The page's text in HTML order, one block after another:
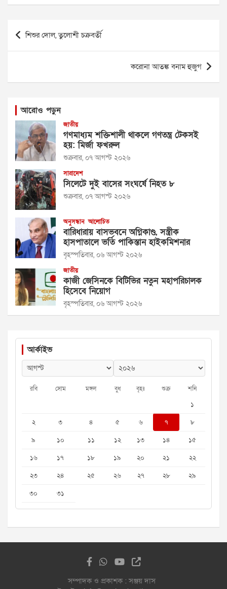
Post
navigation
শিশুর দোল, তুলোশী চক্রবর্তী
করোনা আতঙ্ক বনাম হুজুগ
আরোও পড়ুন
জাতীয়
গণমাধ্যম শক্তিশালী থাকলে গণতন্ত্র টেকসই
হয়: মির্জা ফখরুল
শুক্রবার, ০৭ আগস্ট ২০২৬
সারাদেশ
সিলেটে দুই বাসের সংঘর্ষে নিহত ৮
শুক্রবার, ০৭ আগস্ট ২০২৬
অনুসন্ধান আলোচিত
বারিধারায় বাসভবনে অগ্নিকাণ্ড, সস্ত্রীক
হাসপাতালে ভর্তি পাকিস্তান হাইকমিশনার
বৃহস্পতিবার, ০৬ আগস্ট ২০২৬
জাতীয়
কাজী জেসিনকে বিটিভির নতুন মহাপরিচালক
হিসেবে নিয়োগ
বৃহস্পতিবার, ০৬ আগস্ট ২০২৬
আর্কাইভ
রবি সোম মঙ্গল বুধ বৃহঃ শুক্র শনি
১
২
৩ ৪ ৫ ৬ ৭
৮
৯
১০ ১১ ১২ ১৩ ১৪
১৫
১৬
১৭ ১৮ ১৯ ২০ ২১
২২
২৩
২৪ ২৫ ২৬ ২৭ ২৮
২৯
৩০
৩১
সম্পাদক ও প্রকাশক : সঞ্জয় দাস